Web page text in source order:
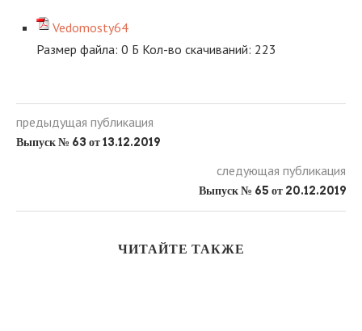
Vedomosty64
Размер файла: 0 Б Кол-во скачиваний: 223
предыдущая публикация
Выпуск № 63 от 13.12.2019
следующая публикация
Выпуск № 65 от 20.12.2019
ЧИТАЙТЕ ТАКЖЕ